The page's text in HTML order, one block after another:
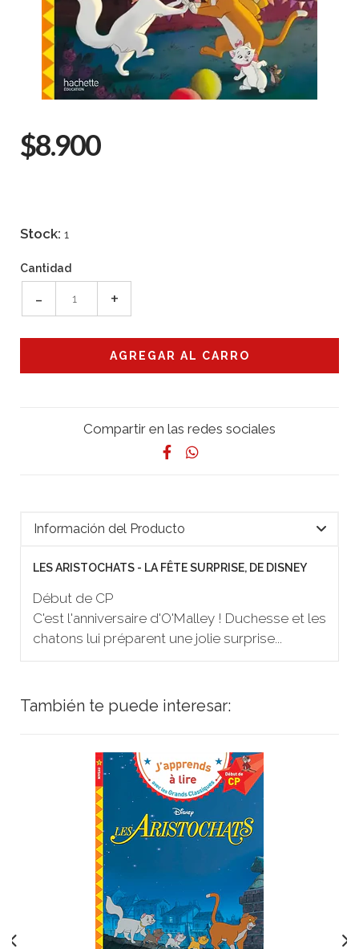
$8.900
Stock: 1
Cantidad
- +
Compartir en las redes sociales
Información del Producto
LES ARISTOCHATS - LA FÊTE SURPRISE, DE DISNEY
Début de CP
C'est l'anniversaire d'O'Malley ! Duchesse et les
chatons lui préparent une jolie surprise...
También te puede interesar: